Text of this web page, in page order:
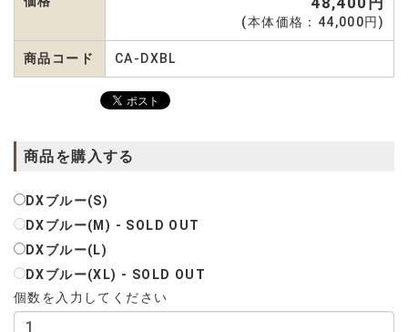
(本体価格：44,000円)
商品コード CA-DXBL
商品を購入する
DXブルー(S)
DXブルー(M) - SOLD OUT
DXブルー(L)
DXブルー(XL) - SOLD OUT
個数を入力してください